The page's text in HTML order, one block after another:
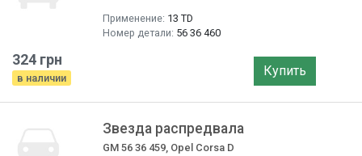
Применение: 13 TD
Номер детали: 56 36 460
324 грн
в наличии Купить
Звезда распредвала
GM 56 36 459, Opel Corsa D